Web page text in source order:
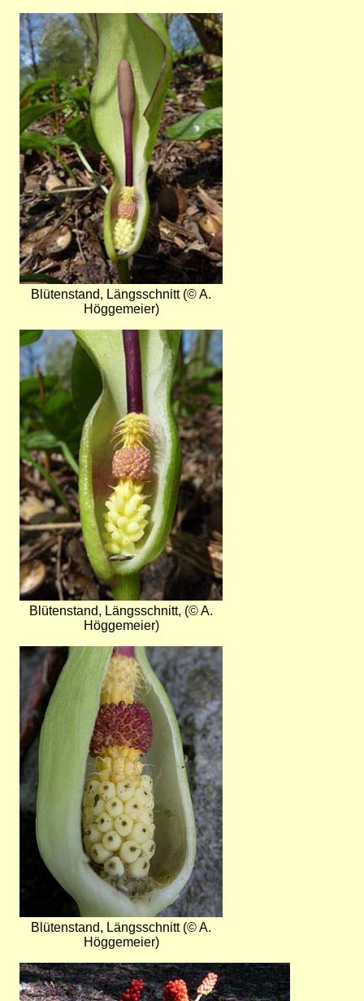
Bild
Blütenstand, Längsschnitt (© A.
Höggemeier)
Bild
Blütenstand, Längsschnitt, (© A.
Höggemeier)
Bild
Blütenstand, Längsschnitt (© A.
Höggemeier)
Bild